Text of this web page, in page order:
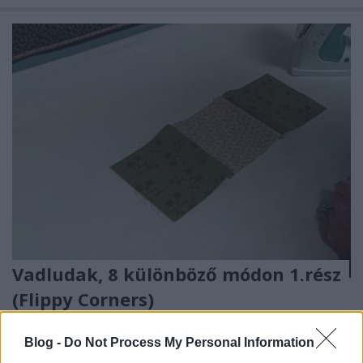
Blog - Do Not Process My Personal Information
Vadludak, 8 különböző módon 1.rész
(Flippy Corners)